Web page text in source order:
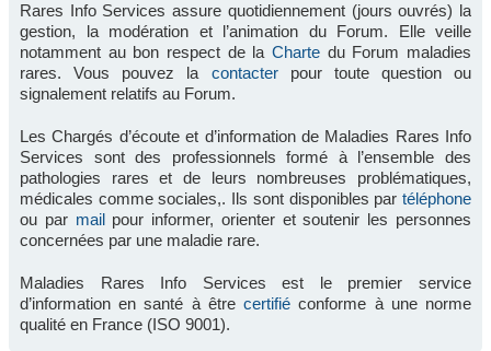
Rares Info Services assure quotidiennement (jours ouvrés) la
gestion, la modération et l’animation du Forum. Elle veille
notamment au bon respect de la Charte du Forum maladies
rares. Vous pouvez la contacterpour toute question ou
signalement relatifs au Forum.
Les Chargés d’écoute et d’information de Maladies Rares Info
Services sont des professionnels formé à l’ensemble des
pathologies rares et de leurs nombreuses problématiques,
médicales comme sociales,. Ils sont disponibles par téléphone
ou par mailpour informer, orienter et soutenir les personnes
concernées par une maladie rare.
Maladies Rares Info Services est le premier service
d’information en santé à êtrecertifié conforme à une norme
qualité en France (ISO 9001).